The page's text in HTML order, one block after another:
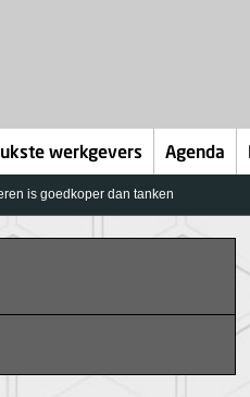
werkgevers Agenda
is goedkoper dan tanken